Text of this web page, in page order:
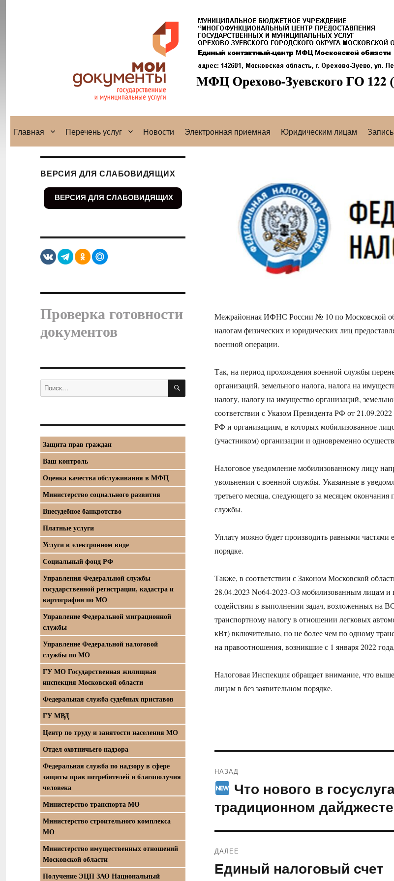
Главная Перечень услуг Новости Электронная приемная Юридическим лицам
Межрайонная ИФНС России № 10 по Московской
налогам физических и юридических лиц
военной операции.
Так, на период прохождения военной службы
организаций, земельного налога, налога на
налогу, налогу на имущество организаций,
соответствии с Указом Президента РФ от
РФ и организациям, в которых мобилизованное
(участником) организации и одновременно
Налоговое уведомление мобилизованному лицу
увольнении с военной службы. Указанные в
третьего месяца, следующего за месяцем
службы.
Уплату можно будет производить равными
порядке.
Также, в соответствии с Законом Московской
28.04.2023 No64-2023-ОЗ мобилизованным лицам
содействии в выполнении задач, возложенных на
транспортному налогу в отношении легковых
кВт) включительно, но не более чем по одному
на правоотношения, возникшие с 1 января 2022
Налоговая Инспекция обращает внимание, что
лицам в без заявительном порядке.
по
записям
НАЗАД
Предыдущая
Что нового в
традиционном дайджесте
ДАЛЕЕ
Следующая
Единый налоговый счет
ВЕРСИЯ ДЛЯ СЛАБОВИДЯЩИХ
ВЕРСИЯ ДЛЯ СЛАБОВИДЯЩИХ
Проверка готовности
документов
Искать: ПОИСК
Защита прав граждан
Ваш контроль
Оценка качества обслуживания в МФЦ
Министерство социального развития
Внесудебное банкротство
Платные услуги
Услуги в электронном виде
Социальный фонд РФ
Управления Федеральной службы
государственной регистрации, кадастра и
картографии по МО
Управление Федеральной миграционной
службы
Управление Федеральной налоговой
службы по МО
ГУ МО Государственная жилищная
инспекция Московской области
Федеральная служба судебных приставов
ГУ МВД
Центр по труду и занятости населения МО
Отдел охотничьего надзора
Федеральная служба по надзору в сфере
защиты прав потребителей и благополучия
человека
Министерство транспорта МО
Министерство строительного комплекса
МО
Министерство имущественных отношений
Московской области
Получение ЭЦП ЗАО Национальный